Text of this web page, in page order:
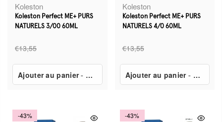
Koleston
Koleston Perfect ME+ PURS
NATURELS 3/00 60ML
€13,55
Ajouter au panier- €7,80
Koleston
Koleston Perfect ME+ PURS
NATURELS 4/0 60ML
€13,55
Ajouter au panier- €7,80
-43% -43%